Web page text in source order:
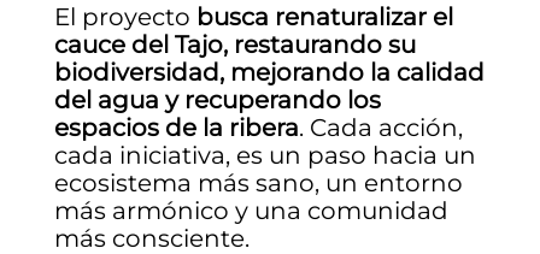
El proyecto busca renaturalizar el
cauce del Tajo, restaurando su
biodiversidad, mejorando la calidad
del agua y recuperando los
espacios de la ribera. Cada acción,
cada iniciativa, es un paso hacia un
ecosistema más sano, un entorno
más armónico y una comunidad
más consciente.